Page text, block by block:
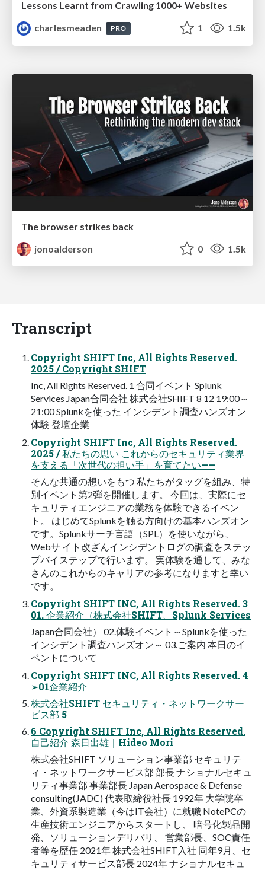
Lessons Learnt from Crawling 1000+ Websites
charlesmeaden
PRO 1 1.5k
The browser strikes back
jonoalderson
0 1.5k
Transcript
Copyright SHIFT Inc, All Rights Reserved.
2025 / Copyright SHIFT
Inc, All Rights Reserved. 1 合同イベント Splunk
Services Japan合同会社 株式会社SHIFT 8 12 19:00～
21:00 Splunkを使った インシデント調査ハンズオン
体験 登壇企業
Copyright SHIFT Inc, All Rights Reserved.
2025 / 私たちの思い これからのセキュリティ業界
を支える「次世代の担い手」を育てたい——
そんな共通の想いをもつ 私たちがタッグを組み、特
別イベント第2弾を開催します。 今回は、実際にセ
キュリティエンジニアの業務を体験できるイベン
ト。 はじめてSplunkを触る方向けの基本ハンズオン
です。Splunkサーチ言語（SPL）を使いながら、
Webサ イト改ざんインシデントログの調査をステッ
プバイステップで行います。 実体験を通して、みな
さんのこれからのキャリアの参考になりますと幸い
です。
Copyright SHIFT INC, All Rights Reserved. 3
01. 企業紹介（株式会社SHIFT、Splunk Services
Japan合同会社） 02.体験イベント～Splunkを使った
インシデント調査ハンズオン～ 03.ご案内 本日のイ
ベントについて
Copyright SHIFT INC, All Rights Reserved. 4
➢01企業紹介
株式会社SHIFT セキュリティ・ネットワークサー
ビス部 5
6 Copyright SHIFT Inc, All Rights Reserved.
自己紹介 森日出雄｜Hideo Mori
株式会社SHIFT ソリューション事業部 セキュリテ
ィ・ネットワークサービス部 部長 ナショナルセキュ
リティ事業部 事業部長 Japan Aerospace & Defense
consulting(JADC) 代表取締役社長 1992年 大学院卒
業、外資系製造業（今はIT会社）に就職 NotePCの
生産技術エンジニアからスタートし、 暗号化製品開
発、ソリューションデリバリ、 営業部長、SOC責任
者等を歴任 2021年 株式会社SHIFT入社 同年9月、セ
キュリティサービス部長 2024年 ナショナルセキュ